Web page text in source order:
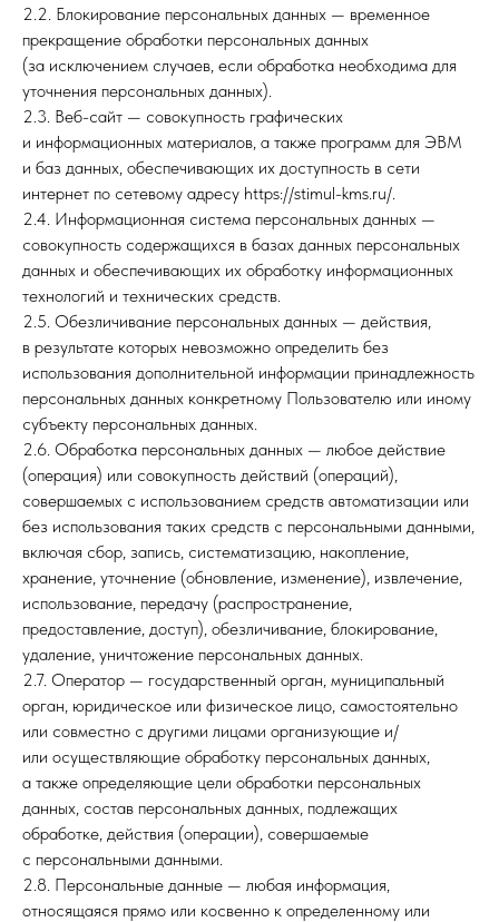
2.2. Блокирование персональных данных — временное
прекращение обработки персональных данных
(за исключением случаев, если обработка необходима для
уточнения персональных данных).
2.3. Веб-сайт — совокупность графических
и информационных материалов, а также программ для ЭВМ
и баз данных, обеспечивающих их доступность в сети
интернет по сетевому адресу https://stimul-kms.ru/.
2.4. Информационная система персональных данных —
совокупность содержащихся в базах данных персональных
данных и обеспечивающих их обработку информационных
технологий и технических средств.
2.5. Обезличивание персональных данных — действия,
в результате которых невозможно определить без
использования дополнительной информации принадлежность
персональных данных конкретному Пользователю или иному
субъекту персональных данных.
2.6. Обработка персональных данных — любое действие
(операция) или совокупность действий (операций),
совершаемых с использованием средств автоматизации или
без использования таких средств с персональными данными,
включая сбор, запись, систематизацию, накопление,
хранение, уточнение (обновление, изменение), извлечение,
использование, передачу (распространение,
предоставление, доступ), обезличивание, блокирование,
удаление, уничтожение персональных данных.
2.7. Оператор — государственный орган, муниципальный
орган, юридическое или физическое лицо, самостоятельно
или совместно с другими лицами организующие и/
или осуществляющие обработку персональных данных,
а также определяющие цели обработки персональных
данных, состав персональных данных, подлежащих
обработке, действия (операции), совершаемые
с персональными данными.
2.8. Персональные данные — любая информация,
относящаяся прямо или косвенно к определенному или